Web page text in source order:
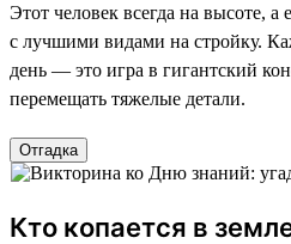
Этот человек всегда на высоте,
с лучшими видами на стройку.
день — это игра в гигантский
перемещать тяжелые детали.
Отгадка
Кто копается в